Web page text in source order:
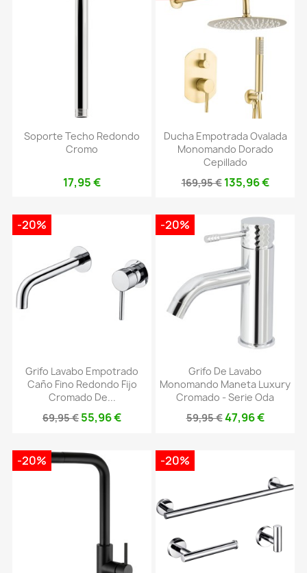
Soporte Techo Redondo
Cromo
17,95 €
Ducha Empotrada Ovalada
Monomando Dorado
Cepillado
169,95 € 135,96 €
Grifo Lavabo Empotrado
Caño Fino Redondo Fijo
Cromado De...
69,95 € 55,96 €
-20%
Grifo De Lavabo
Monomando Maneta Luxury
Cromado - Serie Oda
59,95 €47,96 €
-20%
-20% -20%